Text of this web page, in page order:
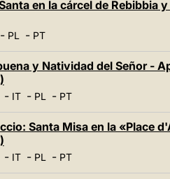
en la cárcel de Rebibbia
PL- PT
y Natividad del Señor -
IT- PL- PT
Santa Misa en la «Place
IT- PL- PT